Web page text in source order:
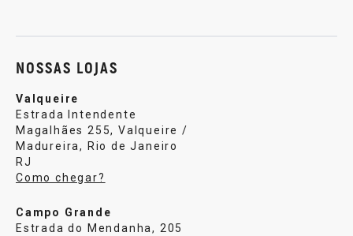
NOSSAS LOJAS
Valqueire
Estrada Intendente
Magalhães 255, Valqueire /
Madureira, Rio de Janeiro
RJ
Como chegar?
Campo Grande
Estrada do Mendanha, 205